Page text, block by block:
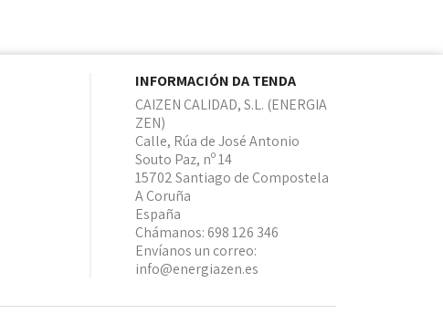
INFORMACIÓN DA TENDA
CAIZEN CALIDAD, S.L. (ENERGIA
ZEN)
Calle, Rúa de José Antonio
Souto Paz, nº 14
15702 Santiago de Compostela
A Coruña
España
Chámanos: 698 126 346
Envíanos un correo:
info@energiazen.es